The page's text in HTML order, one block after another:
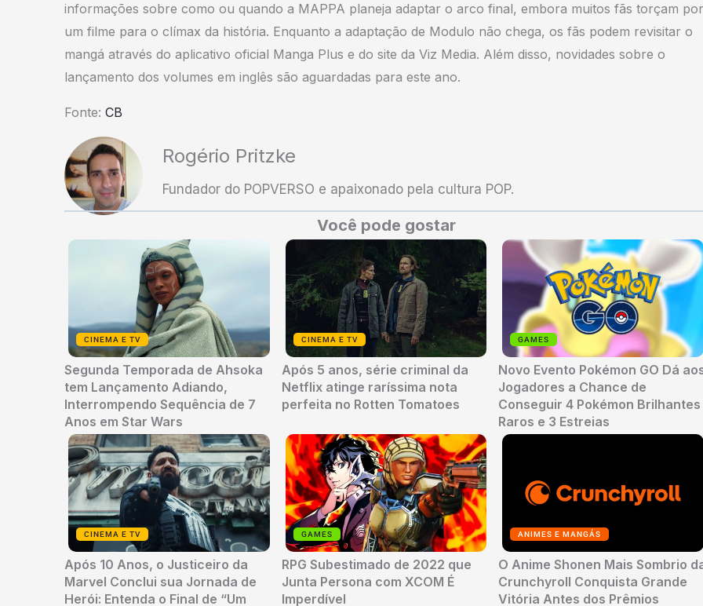
informações sobre como ou quando a MAPPA planeja adaptar o arco final, embora muitos fãs torçam por
um filme para o clímax da história. Enquanto a adaptação de Modulo não chega, os fãs podem revisitar o
mangá através do aplicativo oficial Manga Plus e do site da Viz Media. Além disso, novidades sobre o
lançamento dos volumes em inglês são aguardadas para este ano.
Fonte: CB
Rogério Pritzke
Fundador do POPVERSO e apaixonado pela cultura POP.
Você pode gostar
CINEMA E TV
Segunda Temporada de Ahsoka
tem Lançamento Adiando,
Interrompendo Sequência de 7
Anos em Star Wars
CINEMA E TV
Após 5 anos, série criminal da
Netflix atinge raríssima nota
perfeita no Rotten Tomatoes
GAMES
Novo Evento Pokémon GO Dá
Jogadores a Chance de
Conseguir 4 Pokémon Brilhantes
Raros e 3 Estreias
CINEMA E TV
Após 10 Anos, o Justiceiro da
Marvel Conclui sua Jornada de
Herói: Entenda o Final de “Um
GAMES
RPG Subestimado de 2022 que
Junta Persona com XCOM É
Imperdível
ANIMES E MANGÁS
O Anime Shonen Mais Sombrio
Crunchyroll Conquista Grande
Vitória Antes dos Prêmios